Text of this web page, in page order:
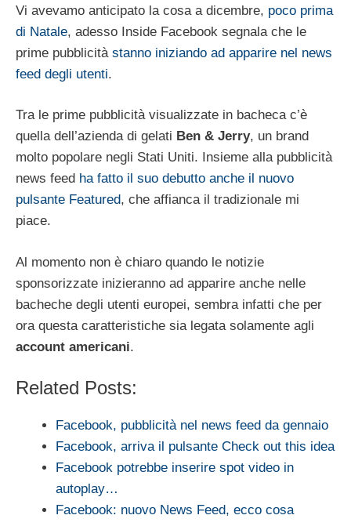
Vi avevamo anticipato la cosa a dicembre, poco prima
di Natale, adesso Inside Facebook segnala che le
prime pubblicità stanno iniziando ad apparire nel news
feed degli utenti.
Tra le prime pubblicità visualizzate in bacheca c’è
quella dell’azienda di gelati Ben & Jerry, un brand
molto popolare negli Stati Uniti. Insieme alla pubblicità
news feed ha fatto il suo debutto anche il nuovo
pulsante Featured, che affianca il tradizionale mi
piace.
Al momento non è chiaro quando le notizie
sponsorizzate inizieranno ad apparire anche nelle
bacheche degli utenti europei, sembra infatti che per
ora questa caratteristiche sia legata solamente agli
account americani.
Related Posts:
Facebook, pubblicità nel news feed da gennaio
Facebook, arriva il pulsante Check out this idea
Facebook potrebbe inserire spot video in
autoplay…
Facebook: nuovo News Feed, ecco cosa